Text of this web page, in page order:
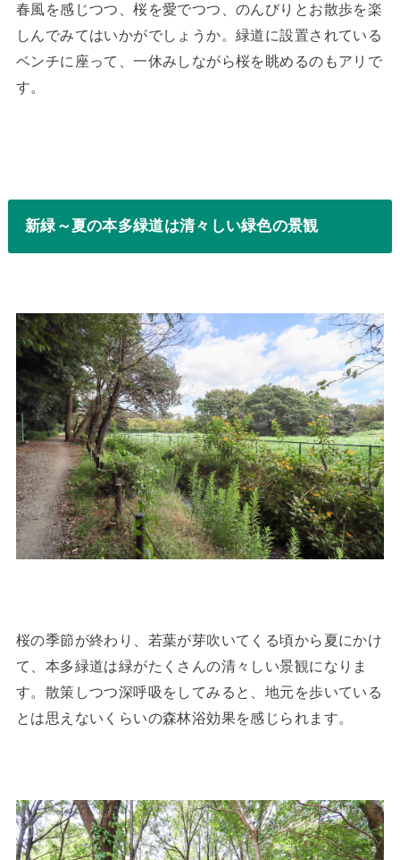
春風を感じつつ、桜を愛でつつ、のんびりとお散歩を楽
しんでみてはいかがでしょうか。緑道に設置されている
ベンチに座って、一休みしながら桜を眺めるのもアリで
す。
新緑～夏の本多緑道は清々しい緑色の景観
桜の季節が終わり、若葉が芽吹いてくる頃から夏にかけ
て、本多緑道は緑がたくさんの清々しい景観になりま
す。散策しつつ深呼吸をしてみると、地元を歩いている
とは思えないくらいの森林浴効果を感じられます。